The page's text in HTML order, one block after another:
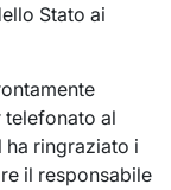
Stato ai
telefonato al
ringraziato i
il responsabile